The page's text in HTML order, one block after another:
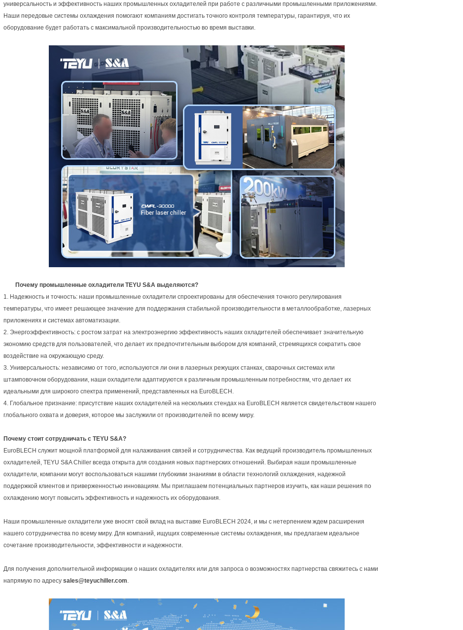
универсальность и эффективность наших промышленных охладителей при работе с различными промышленными приложениями.
Наши передовые системы охлаждения помогают компаниям достигать точного контроля температуры, гарантируя, что их
оборудование будет работать с максимальной производительностью во время выставки.
Почему промышленные охладители TEYU S&A выделяются?
1. Надежность и точность: наши промышленные охладители спроектированы для обеспечения точного регулирования
температуры, что имеет решающее значение для поддержания стабильной производительности в металлообработке, лазерных
приложениях и системах автоматизации.
2. Энергоэффективность: с ростом затрат на электроэнергию эффективность наших охладителей обеспечивает значительную
экономию средств для пользователей, что делает их предпочтительным выбором для компаний, стремящихся сократить свое
воздействие на окружающую среду.
3. Универсальность: независимо от того, используются ли они в лазерных режущих станках, сварочных системах или
штамповочном оборудовании, наши охладители адаптируются к различным промышленным потребностям, что делает их
идеальными для широкого спектра применений, представленных на EuroBLECH.
4. Глобальное признание: присутствие наших охладителей на нескольких стендах на EuroBLECH является свидетельством нашего
глобального охвата и доверия, которое мы заслужили от производителей по всему миру.
Почему стоит сотрудничать с TEYU S&A?
EuroBLECH служит мощной платформой для налаживания связей и сотрудничества. Как ведущий производитель промышленных
охладителей, TEYU S&A Chiller всегда открыта для создания новых партнерских отношений. Выбирая наши промышленные
охладители, компании могут воспользоваться нашими глубокими знаниями в области технологий охлаждения, надежной
поддержкой клиентов и приверженностью инновациям. Мы приглашаем потенциальных партнеров изучить, как наши решения по
охлаждению могут повысить эффективность и надежность их оборудования.
Наши промышленные охладители уже вносят свой вклад на выставке EuroBLECH 2024, и мы с нетерпением ждем расширения
нашего сотрудничества по всему миру. Для компаний, ищущих современные системы охлаждения, мы предлагаем идеальное
сочетание производительности, эффективности и надежности.
Для получения дополнительной информации о наших охладителях или для запроса о возможностях партнерства свяжитесь с нами
напрямую по адресу sales@teyuchiller.com.